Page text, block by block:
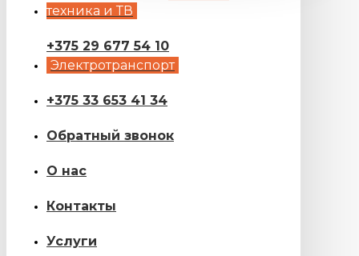
техника и ТВ
+375 29 677 54 10
Электротранспорт
+375 33 653 41 34
Обратный звонок
О нас
Контакты
Услуги